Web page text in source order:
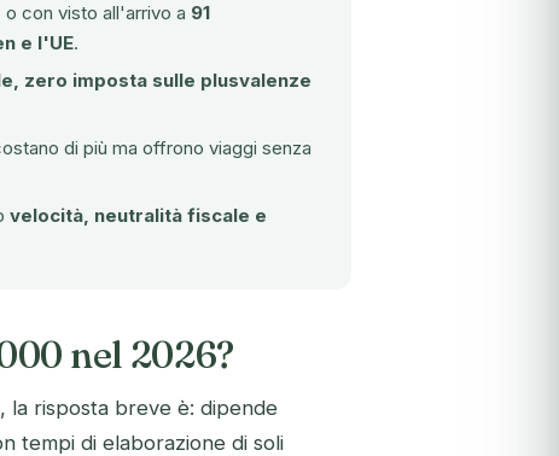
con visto all'arrivo a 91
e l'UE.
zero imposta sulle plusvalenze
di più ma offrono viaggi senza
velocità, neutralità fiscale e
nel 2026?
, la risposta breve è: dipende
tempi di elaborazione di soli